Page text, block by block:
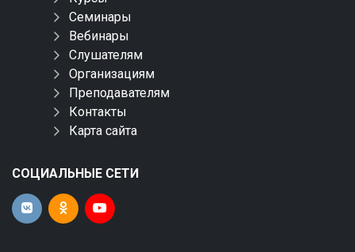
Семинары
Вебинары
Слушателям
Организациям
Преподавателям
Контакты
Карта сайта
СОЦИАЛЬНЫЕ СЕТИ